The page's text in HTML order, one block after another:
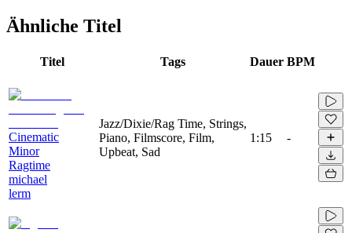
Ähnliche Titel
Titel Tags Dauer BPM
Cinematic
Minor
Ragtime
michael
lerm
Jazz/Dixie/Rag Time, Strings,
Piano, Filmscore, Film,
Upbeat, Sad
1:15 -